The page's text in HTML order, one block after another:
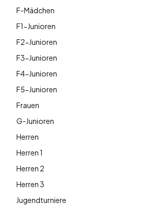
F-Mädchen
F1-Junioren
F2-Junioren
F3-Junioren
F4-Junioren
F5-Junioren
Frauen
G-Junioren
Herren
Herren 1
Herren 2
Herren 3
Jugendturniere